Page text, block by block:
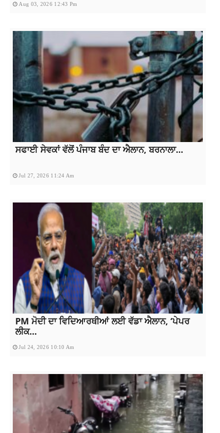
Aug 03, 2026 12:43 Pm
ਸਫਾਈ ਸੇਵਕਾਂ ਵੱਲੋਂ ਪੰਜਾਬ ਬੰਦ ਦਾ ਐਲਾਨ, ਬਰਨਾਲਾ...
Jul 27, 2026 11:24 Am
PM ਮੋਦੀ ਦਾ ਵਿਦਿਆਰਥੀਆਂ ਲਈ ਵੱਡਾ ਐਲਾਨ, ‘ਪੇਪਰ
ਲੀਕ...
Jul 24, 2026 10:10 Am